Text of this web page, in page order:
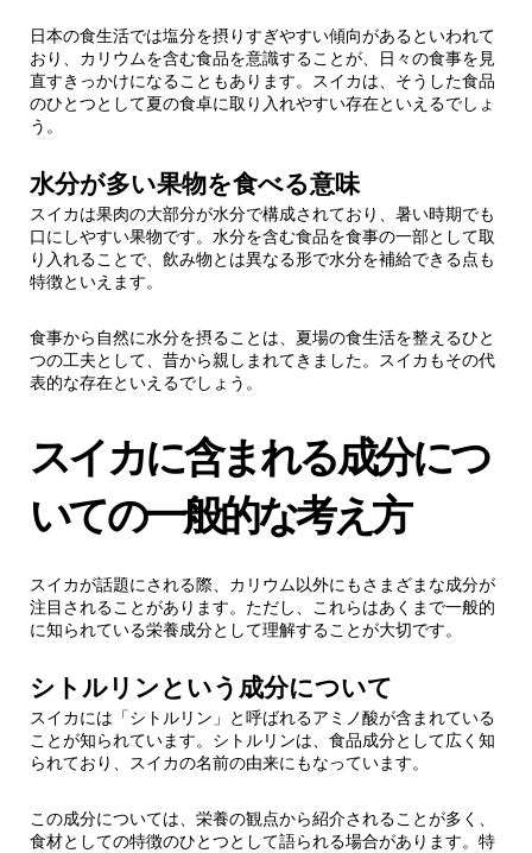
5.【まとめ】スイカとむくみはどう向き合う？
日本の食生活では塩分を摂りすぎやすい傾向があるといわれて
おり、カリウムを含む食品を意識することが、日々の食事を見
直すきっかけになることもあります。スイカは、そうした食品
のひとつとして夏の食卓に取り入れやすい存在といえるでしょ
う。
水分が多い果物を食べる意味
スイカは果肉の大部分が水分で構成されており、暑い時期でも
口にしやすい果物です。水分を含む食品を食事の一部として取
り入れることで、飲み物とは異なる形で水分を補給できる点も
特徴といえます。
食事から自然に水分を摂ることは、夏場の食生活を整えるひと
つの工夫として、昔から親しまれてきました。スイカもその代
表的な存在といえるでしょう。
スイカに含まれる成分につ
いての一般的な考え方
スイカが話題にされる際、カリウム以外にもさまざまな成分が
注目されることがあります。ただし、これらはあくまで一般的
に知られている栄養成分として理解することが大切です。
シトルリンという成分について
スイカには「シトルリン」と呼ばれるアミノ酸が含まれている
ことが知られています。シトルリンは、食品成分として広く知
られており、スイカの名前の由来にもなっています。
この成分については、栄養の観点から紹介されることが多く、
食材としての特徴のひとつとして語られる場合があります。特